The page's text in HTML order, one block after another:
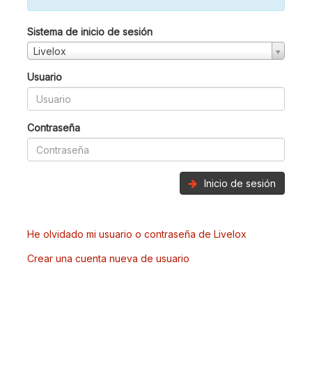
Sistema de inicio de sesión
Livelox
Usuario
Contraseña
Inicio de sesión
He olvidado mi usuario o contraseña de Livelox
Crear una cuenta nueva de usuario